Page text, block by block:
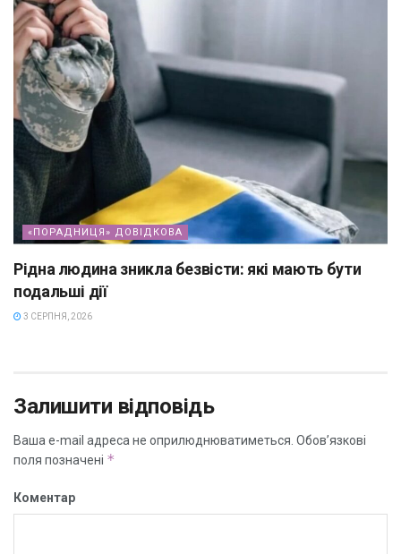
«ПОРАДНИЦЯ» ДОВІДКОВА
Рідна людина зникла безвісти: які мають бути
подальші дії
3 СЕРПНЯ, 2026
Залишити відповідь
Ваша e-mail адреса не оприлюднюватиметься. Обов’язкові
поля позначені *
Коментар